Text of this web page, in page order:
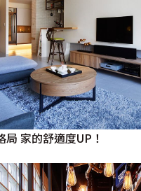
局 家的舒適度UP！